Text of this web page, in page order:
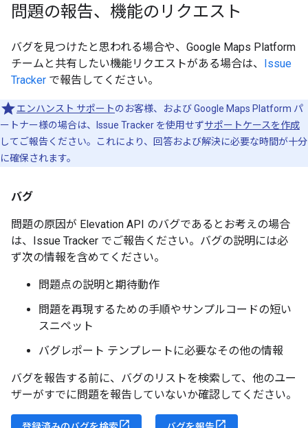
問題の報告、機能のリクエスト
バグを見つけたと思われる場合や、Google Maps Platform
チームと共有したい機能リクエストがある場合は、 Issue
Tracker で報告してください。
エンハンスト サポートのお客様、および Google Maps Platform パ
ートナー様の場合は、Issue Tracker を使用せずサポートケースを作成
してご報告ください。これにより、回答および解決に必要な時間が十分
に確保されます。
バグ
問題の原因が Elevation API のバグであるとお考えの場合
は、Issue Tracker でご報告ください。バグの説明には必
ず次の情報を含めてください。
問題点の説明と期待動作
問題を再現するための手順やサンプルコードの短い
スニペット
バグレポート テンプレートに必要なその他の情報
バグを報告する前に、バグのリストを検索して、他のユー
ザーがすでに問題を報告していないか確認してください。